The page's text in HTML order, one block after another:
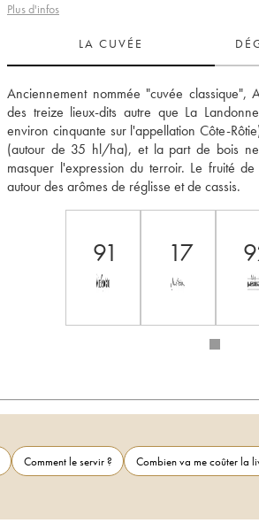
Plus d'infos
LA CUVÉE
Anciennement nommée "cuvée classique",
des treize lieux-dits autre que La
environ cinquante sur l'appellation Côte-
(autour de 35 hl/ha), et la part de bois
masquer l'expression du terroir. Le fruité
91 17
Comment le servir ?
Combien va me coûter la